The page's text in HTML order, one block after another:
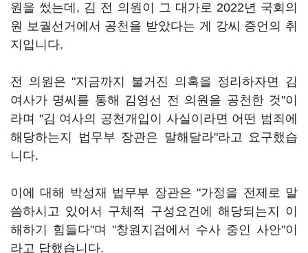
원을 썼는데, 김 전 의원이 그 대가로 2022년 국회의
원 보궐선거에서 공천을 받았다는 게 강씨 증언의 취
지입니다.
전 의원은 "지금까지 불거진 의혹을 정리하자면 김
여사가 명씨를 통해 김영선 전 의원을 공천한 것"이
라며 "김 여사의 공천개입이 사실이라면 어떤 범죄에
해당하는지 법무부 장관은 말해달라"라고 요구했습
니다.
이에 대해 박성재 법무부 장관은 "가정을 전제로 말
씀하시고 있어서 구체적 구성요건에 해당되는지 이
해하기 힘들다"며 "창원지검에서 수사 중인 사안"이
라고 답했습니다.